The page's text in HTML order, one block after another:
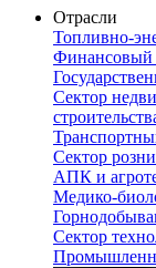
Отрасли
Топливно-
Финансовый
Сектор
Сектор
АПК и
Медико-
Сектор